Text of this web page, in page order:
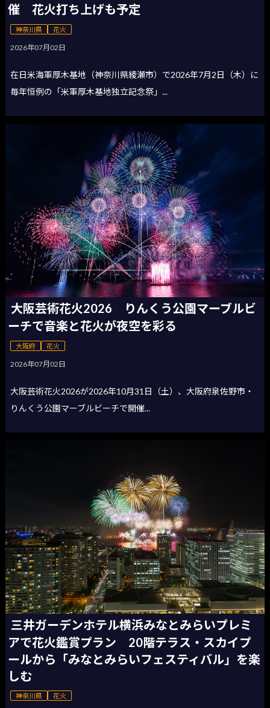
催 花火打ち上げも予定
神奈川県 花火
2026年07月02日
在日米海軍厚木基地（神奈川県綾瀬市）で2026年7月2日（木）に
毎年恒例の「米軍厚木基地独立記念祭」...
大阪芸術花火2026 りんくう公園マーブルビ
ーチで音楽と花火が夜空を彩る
大阪府 花火
2026年07月02日
大阪芸術花火2026が2026年10月31日（土）、大阪府泉佐野市・
りんくう公園マーブルビーチで開催...
三井ガーデンホテル横浜みなとみらいプレミ
アで花火鑑賞プラン 20階テラス・スカイプ
ールから「みなとみらいフェスティバル」を楽
しむ
神奈川県 花火